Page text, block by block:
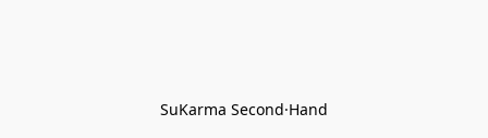
SuKarma Second·Hand